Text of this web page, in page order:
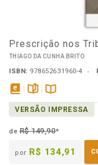
Prescrição nos
THIAGO DA CUNHA BRITO
ISBN: 978652631960-4
disponível
em
páginasDisponível
na
VERSÃO IMPRESSA
deR$ 149,90*
por R$ 134,91